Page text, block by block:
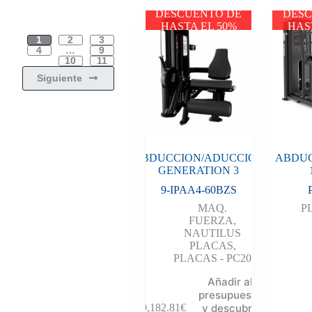
DESCUENTO DE
HASTA EL 50%
ABDUCCION/ADUCCION
GENERATION 3
9-IPAA4-60BZS
MAQ.
FUERZA,
NAUTILUS
PLACAS,
PLACAS - PC20
9,182.81€
Añadir al
presupuesto
y descubre
1 2
3
4
…
9
10
11
Siguiente